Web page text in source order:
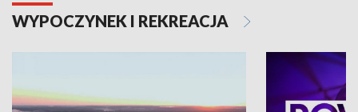
WYPOCZYNEK I REKREACJA